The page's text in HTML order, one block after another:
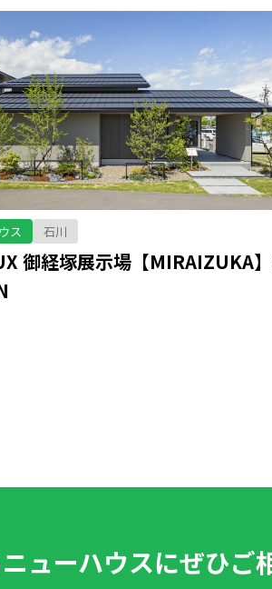
ス 石川
御経塚展示場【MIRAIZUKA
ニューハウスにぜひご